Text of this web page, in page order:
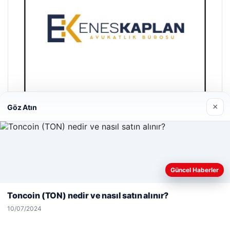
Web sitemizi nasıl kullandığınızı daha iyi anlayabilmek,
deneyiminizi kişiselleştirmek ve geliştirmek amacıyla çerezler
Göz Atın ×
Güncel Haberler
Toncoin (TON) nedir ve nasıl satın alınır?
10/07/2024